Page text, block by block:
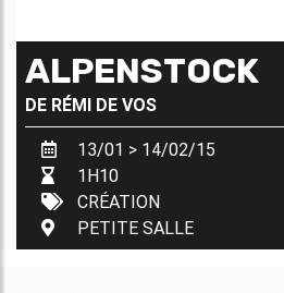
ALPENSTOCK
DE RÉMI DE VOS
13/01 > 14/02/15
1H10
CRÉATION
PETITE SALLE